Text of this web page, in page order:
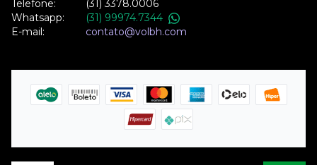
Telefone:
(31) 3378.0006
Whatsapp:
(31) 99974.7344
E-mail:
contato@volbh.com